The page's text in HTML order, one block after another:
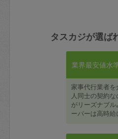
タスカジが選ば
業界最安値水
家事代行業者
人同士の契約
がリーズナブル
ーパーは高時給